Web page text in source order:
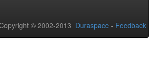
© 2002-2013 Duraspace - Feedback